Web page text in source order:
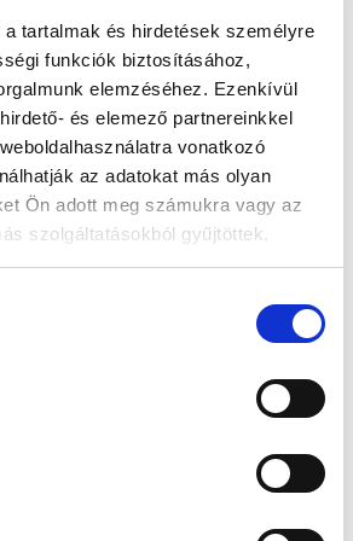
tartalmak és hirdetések személyre
funkciók biztosításához,
elemzéséhez. Ezenkívül
és elemező partnereinkkel
vonatkozó
az adatokat más olyan
Ön adott meg számukra vagy az
szolgáltatásokból gyűjtöttek.
My
Edelwolle 923 Fekete
Varrott Óratartó Doboz 6
Értéke: 13 990 Ft
a Kosárba gombra! Ha most kihagyod, a
fizetésnél is választhatsz.
-5 %